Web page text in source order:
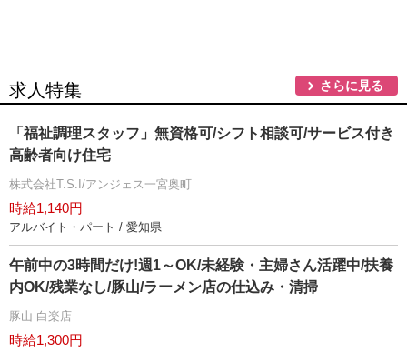
求人特集 さらに見る
「福祉調理スタッフ」無資格可/シフト相談可/サービス付き
高齢者向け住宅
株式会社T.S.I/アンジェス一宮奥町
時給1,140円
アルバイト・パート / 愛知県
午前中の3時間だけ!週1～OK/未経験・主婦さん活躍中/扶養
内OK/残業なし/豚山/ラーメン店の仕込み・清掃
豚山 白楽店
時給1,300円